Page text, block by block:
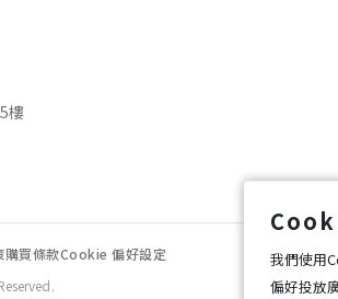
樓
購買條款Cookie 偏好設定
我們使用
偏好投放